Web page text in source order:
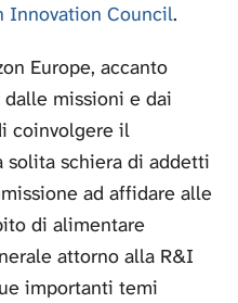
Innovation Council.
Europe, accanto
dalle missioni e dai
coinvolgere il
solita schiera di addetti
ad affidare alle
di alimentare
attorno alla R&I
importanti temi